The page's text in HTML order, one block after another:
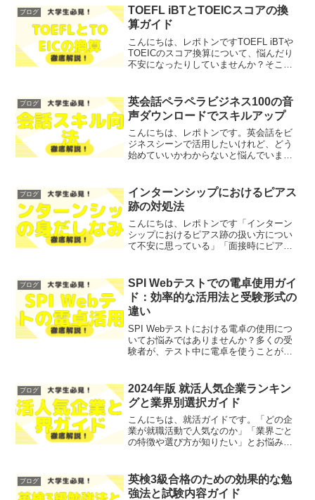
ブログ
TOEFL iBTとTOEICスコアの換
算ガイド
こんにちは、レポトンですTOEFL iBTや
TOEICのスコア換算について、悩んだり
不安になったりしていませんか？そこで
解説します！レポトンこの記事は次の
よ...
ブログ
英会話ペラペラビジネス100の音
声ダウンロードでスキルアップ
こんにちは、レポトンです。英会話をビ
ジネスシーンで活用したいけれど、どう
始めていいかわからないと悩んでいませ
て、英会話スキルを効率的に向上させる
方法をご紹介します！...
ブログ
インターンシップにおけるピアス
跡の対処法
こんにちは、レポトンです「インターン
シップにおけるピアス跡の扱い方につい
て不安に思っている」「面接時にピアス
インターンシップや就職活動においてピ
アス跡をどう対処するかに...
ブログ
SPI Webテストでの電卓使用ガイ
ド：効率的な活用法と受験形式の
違い
SPI Webテストにおける電卓の使用につ
いてお悩みではありませんか？多くの受
験者が、テスト中に電卓を使うことがで
Webテストでの電卓の使用可否や受験方
式による違いに...
ブログ
2024年版 就活人気企業ランキン
グと業界別選択ガイド
こんにちは、就活ガイドです。「どの企
業が就職活動で人気なのか」「業界ごと
の特徴や選び方が知りたい」とお悩みで
選択ガイドを、わかりやすく解説しま
す！就活ガイドこの記事...
ブログ
英検3級合格のための効果的な勉
強法と試験内容ガイド